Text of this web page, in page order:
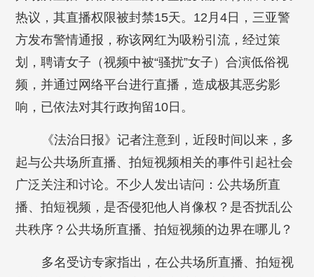
热议，其直播权限被封禁15天。12月4日，三亚警
方发布警情通报，称该网红为吸粉引流，经过策
划，聘请女子（视频中被“骚扰”女子）合演低俗视
频，并通过网络平台进行直播，造成极其恶劣影
响，已依法对其行政拘留10日。
《法治日报》记者注意到，近段时间以来，多
起与公共场所直播、拍短视频相关的事件引起社会
广泛关注和讨论。不少人发出诘问：公共场所直
播、拍短视频，是否侵犯他人肖像权？是否扰乱公
共秩序？公共场所直播、拍短视频的边界在哪儿？
多名受访专家指出，在公共场所直播、拍短视